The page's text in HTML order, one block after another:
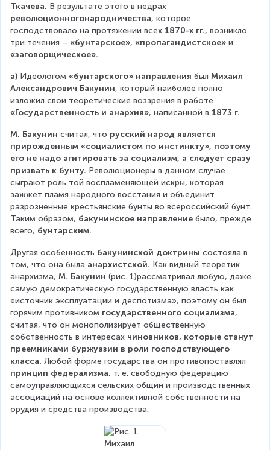
Ткачева. В результате этого в недрах
революционногонародничества, которое
господствовало на протяжении всех 1870-х гг., возникло
три течения – «бунтарское», «пропагандистское» и
«заговорщическое».
а) Идеологом «бунтарского» направления был Михаил
Александрович Бакунин, который наиболее полно
изложил свои теоретические воззрения в работе
«Государственность и анархия», написанной в 1873 г.
М. Бакунин считал, что русский народ является
прирожденным «социалистом по инстинкту», поэтому
его не надо агитировать за социализм, а следует сразу
призвать к бунту. Революционеры в данном случае
сыграют роль той воспламеняющей искры, которая
зажжет пламя народного восстания и объединит
разрозненные крестьянские бунты во всероссийский бунт.
Таким образом, бакунинское направление было, прежде
всего, бунтарским.
Другая особенность бакунинской доктрины состояла в
том, что она была анархистской. Как видный теоретик
анархизма, М. Бакунин (рис. 1)рассматривал любую, даже
самую демократическую государственную власть как
«источник эксплуатации и деспотизма», поэтому он был
горячим противником государственного социализма,
считая, что он монополизирует общественную
собственность в интересах чиновников, которые станут
преемниками буржуазии в роли господствующего
класса. Любой форме государства он противопоставлял
принцип федерализма, т. е. свободную федерацию
самоуправляющихся сельских общин и производственных
ассоциаций на основе коллективной собственности на
орудия и средства производства.